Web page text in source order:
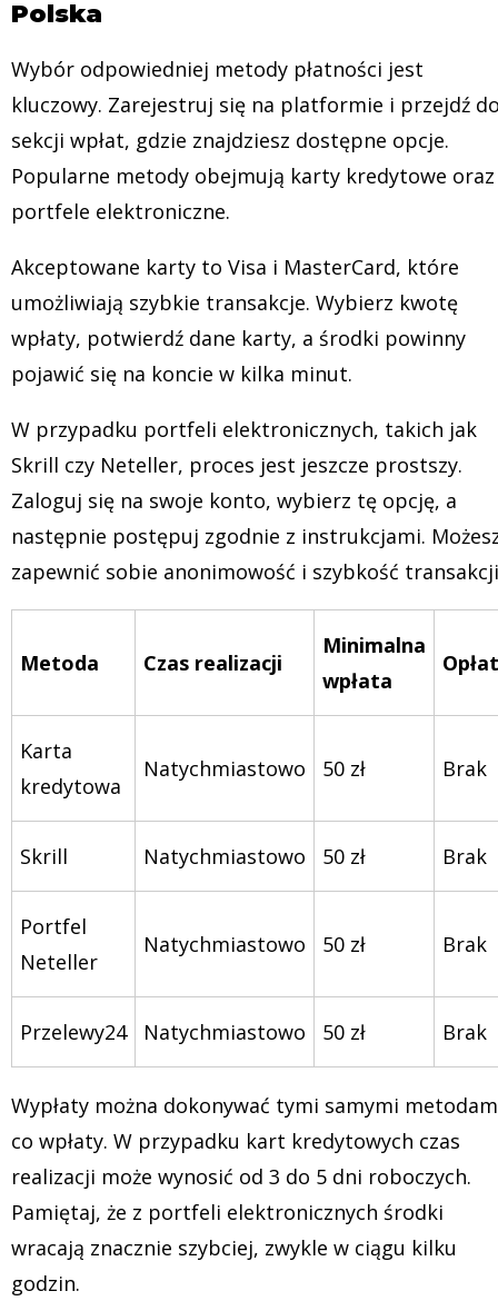
Polska
Wybór odpowiedniej metody płatności jest
kluczowy. Zarejestruj się na platformie i przejdź
sekcji wpłat, gdzie znajdziesz dostępne opcje.
Popularne metody obejmują karty kredytowe oraz
portfele elektroniczne.
Akceptowane karty to Visa i MasterCard, które
umożliwiają szybkie transakcje. Wybierz kwotę
wpłaty, potwierdź dane karty, a środki powinny
pojawić się na koncie w kilka minut.
W przypadku portfeli elektronicznych, takich jak
Skrill czy Neteller, proces jest jeszcze prostszy.
Zaloguj się na swoje konto, wybierz tę opcję, a
następnie postępuj zgodnie z instrukcjami.
zapewnić sobie anonimowość i szybkość
Metoda Czas realizacji
Minimalna
wpłata
Karta
kredytowa
Natychmiastowo 50 zł Brak
Skrill Natychmiastowo 50 zł Brak
Portfel
Neteller
Natychmiastowo 50 zł Brak
Przelewy24 Natychmiastowo 50 zł Brak
Wypłaty można dokonywać tymi samymi
co wpłaty. W przypadku kart kredytowych czas
realizacji może wynosić od 3 do 5 dni roboczych.
Pamiętaj, że z portfeli elektronicznych środki
wracają znacznie szybciej, zwykle w ciągu kilku
godzin.